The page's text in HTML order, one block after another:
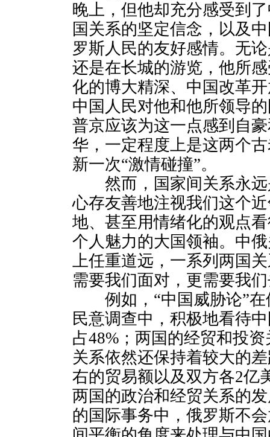
晚上，但他却充分感受到
国关系的坚定信念，以及
罗斯人民的友好感情。无
还是在长城的游览，他所
化的博大精深、中国改革
中国人民对他和他所领导
普京应该为这一点感到自
华，一定程度上是这两个
新一次“激情碰撞”。
然而，国家间关系永远
心存友善地注视我们这个
地、甚至用情绪化的观点
个人魅力的大国领袖。中
上任重道远，一系列两国
需要我们面对，更需要我
例如，“中国威胁论”在
民意调查中，积极地看待
占48%；两国的经贸和投
关系依然还保持着较大的
右的贸易额以及双方各2亿
两国的政治和经贸关系的
的国际事务中，俄罗斯不